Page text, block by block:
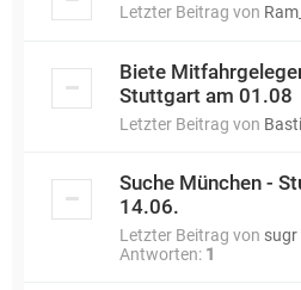
Letzter Beitrag von
Biete
Stuttgart am 01.08
Letzter Beitrag von
Suche München -
14.06.
Letzter Beitrag von sugr
Antworten: 1